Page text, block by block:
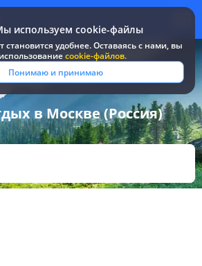
используем cookie-файлы
становится удобнее. Оставаясь c нами, вы
cookie-файлов.
Понимаю и принимаю
/ Россия / в Москве
в Москве (Россия)